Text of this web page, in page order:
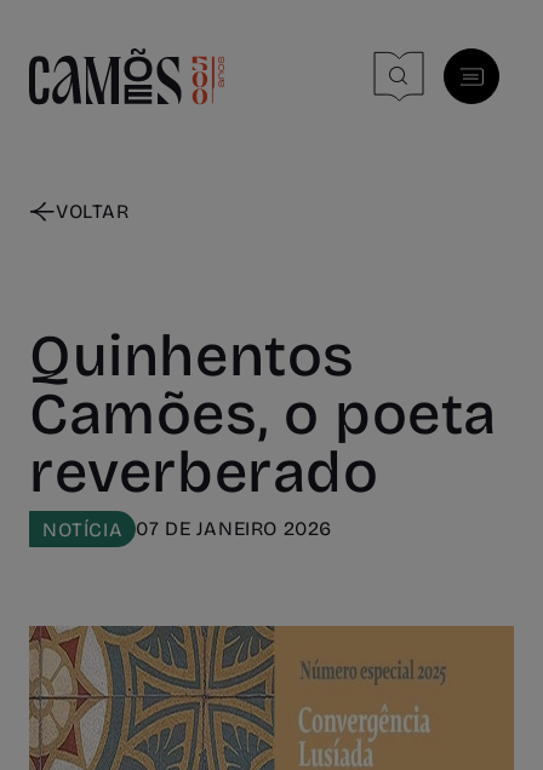
VOLTAR
Quinhentos
Camões, o poeta
reverberado
NOTÍCIA 07 DE JANEIRO 2026